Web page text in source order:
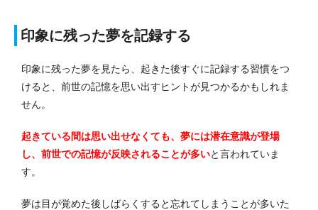
印象に残った夢を記録する
印象に残った夢を見たら、起きた後すぐに記録する習慣をつ
けると、前世の記憶を思い出すヒントが見つかるかもしれま
せん。
起きている間は思い出せなくても、夢には潜在意識が登場
し、前世での記憶が反映されることが多いと言われていま
す。
夢は目が覚めた後しばらくすると忘れてしまうことが多いた